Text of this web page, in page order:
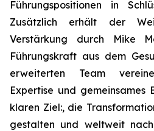
Führungspositionen in
Zusätzlich erhält der
Verstärkung durch Mike
Führungskraft aus dem
erweiterten Team
Expertise und gemeinsames
klaren Ziel:, die
gestalten und weltweit